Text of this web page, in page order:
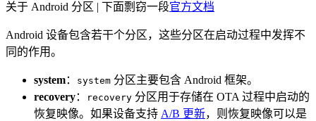
关于 Android 分区 | 下面剽窃一段官方文档
Android 设备包含若干个分区，这些分区在启动过程中发挥不
同的作用。
system： system 分区主要包含 Android 框架。
recovery： recovery 分区用于存储在 OTA 过程中启动的
恢复映像。如果设备支持 A/B 更新，则恢复映像可以是